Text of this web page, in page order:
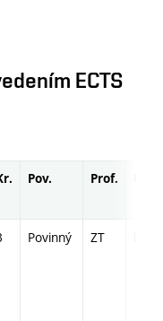
ECTS
Pov. Prof.
Povinný ZT